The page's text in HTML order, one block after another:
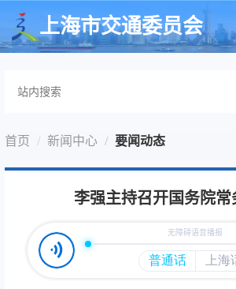
上海市交通委员会
首页 新闻中心 要闻动态
李强主持召开国务院常